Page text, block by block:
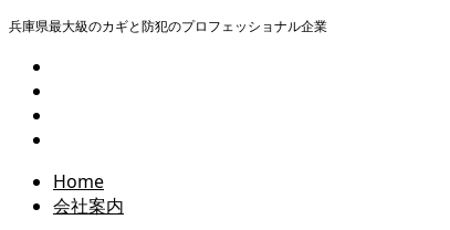
兵庫県最大級のカギと防犯のプロフェッショナル企業
Home
会社案内